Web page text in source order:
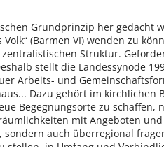
Grundprinzip her gedacht
(Barmen VI) wenden zu
Struktur.
stellt die Landessynode
Arbeits- und
Dazu gehört im kirchlichen
Begegnungsorte zu schaffen,
mit Angeboten
auch überregional